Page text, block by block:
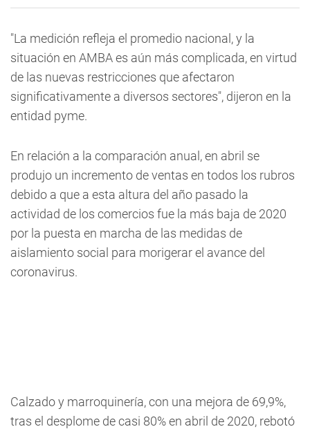
"La medición refleja el promedio nacional, y la
situación en AMBA es aún más complicada, en virtud
de las nuevas restricciones que afectaron
significativamente a diversos sectores", dijeron en la
entidad pyme.
En relación a la comparación anual, en abril se
produjo un incremento de ventas en todos los rubros
debido a que a esta altura del año pasado la
actividad de los comercios fue la más baja de 2020
por la puesta en marcha de las medidas de
aislamiento social para morigerar el avance del
coronavirus.
Calzado y marroquinería, con una mejora de 69,9%,
tras el desplome de casi 80% en abril de 2020, rebotó